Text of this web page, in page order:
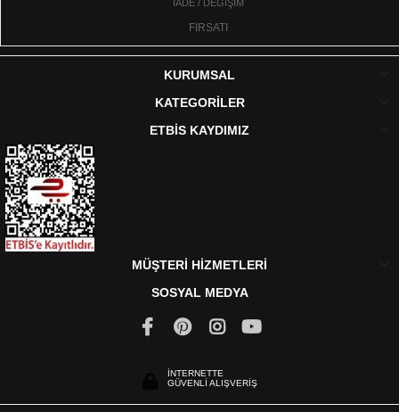
İADE / DEĞİŞİM
FIRSATI
KURUMSAL
KATEGORİLER
ETBİS KAYDIMIZ
MÜŞTERİ HİZMETLERİ
SOSYAL MEDYA
İNTERNETTE
GÜVENLİ ALIŞVERİŞ